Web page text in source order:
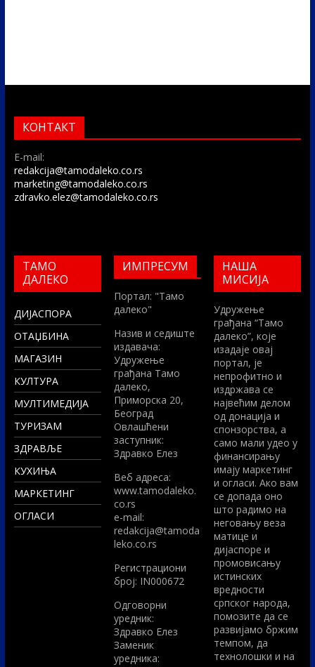
КОНТАКТ
E-mail:
redakcija@tamodaleko.co.rs
marketing@tamodaleko.co.rs
zdravko.elez@tamodaleko.co.rs
ТАМО
ДАЛЕКО
ДИЈАСПОРА
ОТАЏБИНА
МАГАЗИН
КУЛТУРА
МУЛТИМЕДИЈА
ТУРИЗАМ
ЗДРАВЉЕ
КУХИЊА
МАРКЕТИНГ
ОГЛАСИ
ИМПРЕСУМ
Портал: "Тамо
далеко"
Назив и седиште
издавача:
Удружење
грађана Тамо
далеко,
Приморска 20,
Београд
Овлашћени
заступник:
Здравко Елез
Вeб адреса:
www.tamodaleko.
co.rs
e-mail:
redakcija@tamoda
leko.co.rs
Регистрациони
број: IN000672
Одговорни
уредник:
Здравко Елез
Заменик
уредника:
НАША
МИСИЈА
Удружење
грађана “Тамо
далеко”, које
изадаје овај
портал, је
непрофитно и
издржава се
највећим делом
од донација и
спонзорства, а
само мали удео у
финансирању
имају маркетинг
и огласи. Ако вам
се допада оно
што радимо на
неговању веза
матице и
дијаспоре и
промовисању
истинских
вредности
српског народа,
помозите да се
развијамо бржим
темпом, да
технолошки и на